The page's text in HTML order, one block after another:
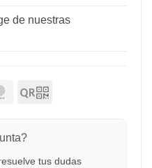
de nuestras
tus dudas